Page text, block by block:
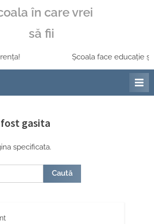
în care vrei
să fii
Școala face educație
gasita
specificata.